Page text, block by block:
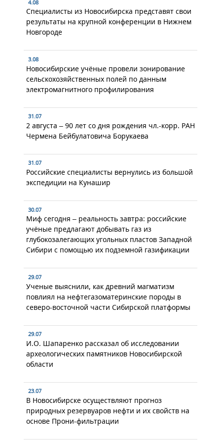
4.08
Специалисты из Новосибирска представят свои
результаты на крупной конференции в Нижнем
Новгороде
3.08
Новосибирские учёные провели зонирование
сельскохозяйственных полей по данным
электромагнитного профилирования
31.07
2 августа – 90 лет со дня рождения чл.-корр. РАН
Чермена Бейбулатовича Борукаева
31.07
Российские специалисты вернулись из большой
экспедиции на Кунашир
30.07
Миф сегодня – реальность завтра: российские
учёные предлагают добывать газ из
глубокозалегающих угольных пластов Западной
Сибири с помощью их подземной газификации
29.07
Ученые выяснили, как древний магматизм
повлиял на нефтегазоматеринские породы в
северо-восточной части Сибирской платформы
29.07
И.О. Шапаренко рассказал об исследовании
археологических памятников Новосибирской
области
23.07
В Новосибирске осуществляют прогноз
природных резервуаров нефти и их свойств на
основе Прони-фильтрации